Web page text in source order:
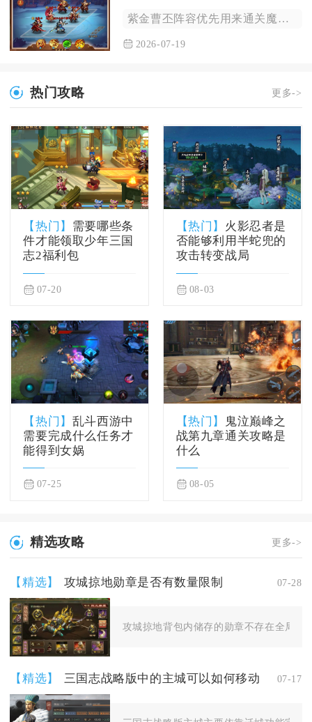
紫金曹丕阵容优先用来通关魔将试炼、名将副本、异兽秘境、主线精...
2026-07-19
热门攻略 更多->
【热门】 需要哪些条
件才能领取少年三国
志2福利包
07-20
【热门】 火影忍者是
否能够利用半蛇兜的
攻击转变战局
08-03
【热门】 乱斗西游中
需要完成什么任务才
能得到女娲
07-25
【热门】
鬼泣巅峰之
战第九章通关攻略是
什么
08-05
精选攻略 更多->
【精选】 攻城掠地勋章是否有数量限制 07-28
攻城掠地背包内储存的勋章不存在全局数
【精选】 三国志战略版中的主城可以如何移动 07-17